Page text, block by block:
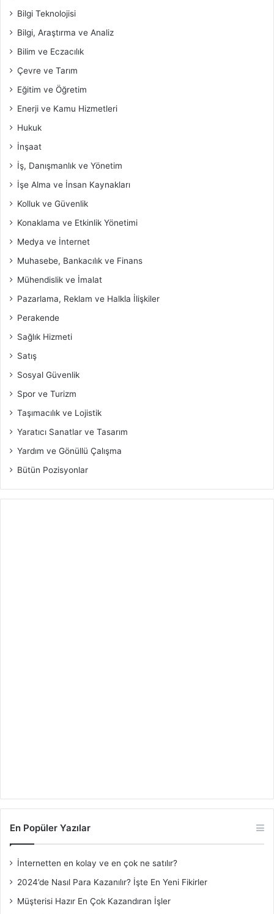
Bilgi Teknolojisi
Bilgi, Araştırma ve Analiz
Bilim ve Eczacılık
Çevre ve Tarım
Eğitim ve Öğretim
Enerji ve Kamu Hizmetleri
Hukuk
İnşaat
İş, Danışmanlık ve Yönetim
İşe Alma ve İnsan Kaynakları
Kolluk ve Güvenlik
Konaklama ve Etkinlik Yönetimi
Medya ve İnternet
Muhasebe, Bankacılık ve Finans
Mühendislik ve İmalat
Pazarlama, Reklam ve Halkla İlişkiler
Perakende
Sağlık Hizmeti
Satış
Sosyal Güvenlik
Spor ve Turizm
Taşımacılık ve Lojistik
Yaratıcı Sanatlar ve Tasarım
Yardım ve Gönüllü Çalışma
Bütün Pozisyonlar
En Popüler Yazılar
İnternetten en kolay ve en çok ne satılır?
2024’de Nasıl Para Kazanılır? İşte En Yeni Fikirler
Müşterisi Hazır En Çok Kazandıran İşler